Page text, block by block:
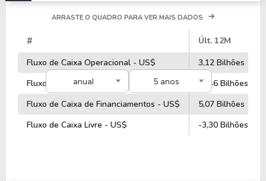
anual 5 anos
ARRASTE O QUADRO PARA VER MAIS DADOS
#
Últ. 12M
Fluxo de Caixa Operacional - US$
3,12 Bilhões
Fluxo de Caixa de Investimentos - US$
-8,46 Bilhões
Fluxo de Caixa de Financiamentos - US$
5,07 Bilhões
Fluxo de Caixa Livre - US$
-3,30 Bilhões